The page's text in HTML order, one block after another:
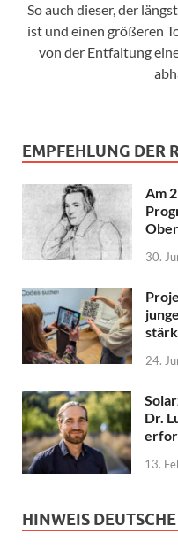
So auch dieser, der
ist und einen größeren
von der Entfaltung
EMPFEHLUNG DER
Am
30.
24.
Dr.
13.
HINWEIS